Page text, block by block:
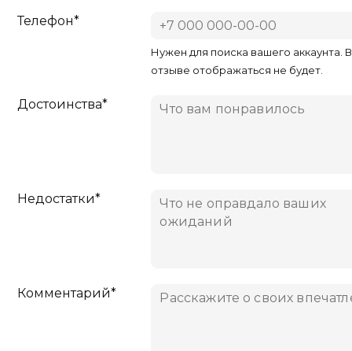
Телефон*
Нужен для поиска вашего аккаунта. В
отзыве отображаться не будет.
Достоинства*
Недостатки*
Комментарий*